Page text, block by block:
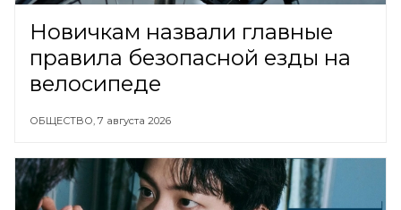
Новичкам назвали главные
правила безопасной езды на
велосипеде
ОБЩЕСТВО, 7 августа 2026